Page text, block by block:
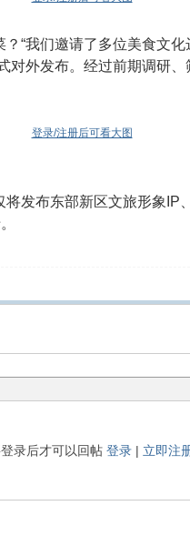
“我们邀请了多位美食文
外发布。经过前期调研
登录/注册后可看大图
发布东部新区文旅形象IP
录后才可以回帖 登录| 立即注